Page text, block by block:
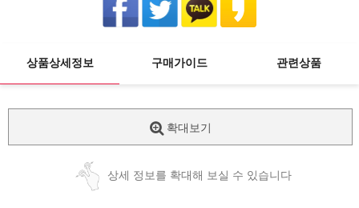
상품상세정보 구매가이드 관련상품
확대보기
상세 정보를 확대해 보실 수 있습니다